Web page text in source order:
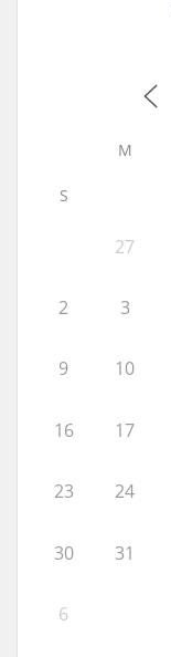
M
S
27
2 3
9 10
16 17
23 24
30 31
6